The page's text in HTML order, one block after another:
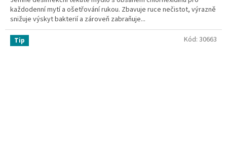
každodenní mytí a ošetřování rukou. Zbavuje ruce nečistot, výrazně
snižuje výskyt bakterií a zároveň zabraňuje...
Tip Kód: 30663